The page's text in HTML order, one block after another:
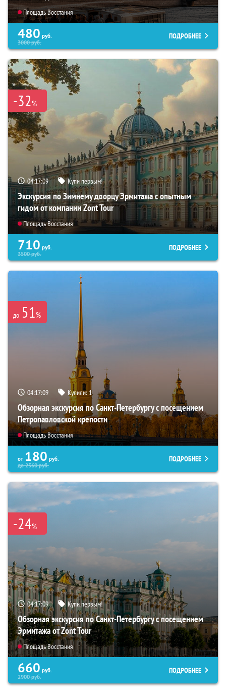
Площадь Восстания
480 руб.
3000руб.
ПОДРОБНЕЕ
-32%
04:17:08 Купи первым!
Экскурсия по Зимнему дворцу Эрмитажа с опытным
гидом от компании Zont Tour
Площадь Восстания
710 руб.
3500руб.
ПОДРОБНЕЕ
до 51%
04:17:08 Купили:1
Обзорная экскурсия по Санкт-Петербургу с посещением
Петропавловской крепости
Площадь Восстания
от 180 руб.
до2360руб.
ПОДРОБНЕЕ
-24%
04:17:08 Купи первым!
Обзорная экскурсия по Санкт-Петербургу с посещением
Эрмитажа от Zont Tour
Площадь Восстания
660 руб.
2900руб.
ПОДРОБНЕЕ